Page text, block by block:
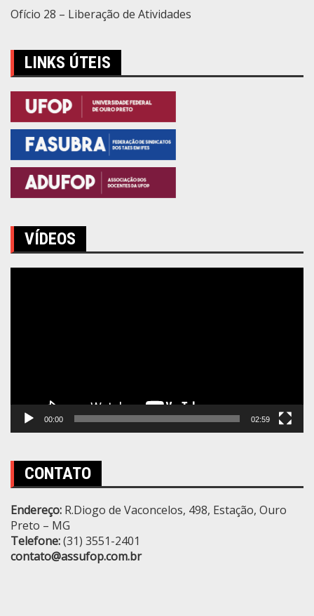
Ofício 28 – Liberação de Atividades
LINKS ÚTEIS
VÍDEOS
00:00 02:59
CONTATO
Endereço: R.Diogo de Vaconcelos, 498, Estação, Ouro
Preto – MG
Telefone:(31) 3551-2401
contato@assufop.com.br